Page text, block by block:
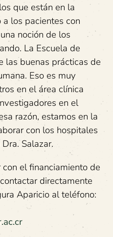
que están en la
los pacientes con
noción de los
La Escuela de
las buenas prácticas de
Eso es muy
en el área clínica
en el
razón, estamos en la
con los hospitales
Salazar.
el financiamiento de
directamente
Aparicio al teléfono: